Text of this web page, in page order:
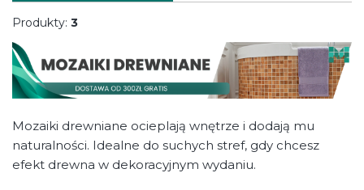
Produkty: 3
Mozaiki drewniane ocieplają wnętrze i dodają mu
naturalności. Idealne do suchych stref, gdy chcesz
efekt drewna w dekoracyjnym wydaniu.